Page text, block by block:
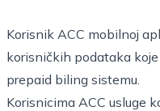
Korisnik ACC mobilnoj
korisničkih podataka
prepaid biling sistemu.
Korisnicima ACC usluge